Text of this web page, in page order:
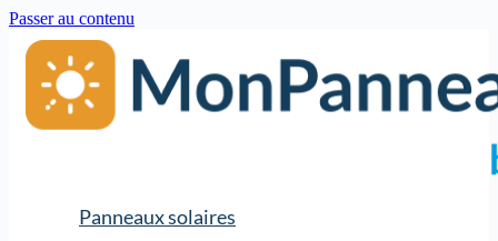
Passer au contenu
Panneaux solaires